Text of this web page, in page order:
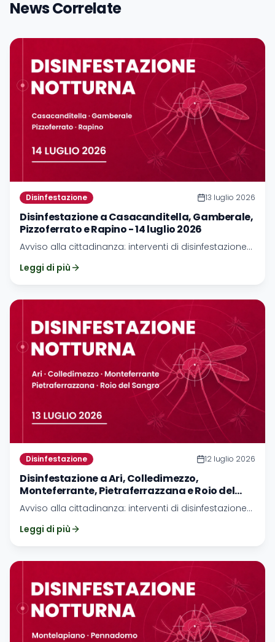
News Correlate
Disinfestazione 13 luglio 2026
Disinfestazione a Casacanditella, Gamberale,
Pizzoferrato e Rapino - 14 luglio 2026
Avviso alla cittadinanza: interventi di disinfestazione
Rapino.
Leggi di più
Disinfestazione 12 luglio 2026
Disinfestazione a Ari, Colledimezzo,
Monteferrante, Pietraferrazzana e Roio del
Sangro - 13 luglio 2026
Avviso alla cittadinanza: interventi di disinfestazione
Pietraferrazzana e Roio del Sangro.
Leggi di più